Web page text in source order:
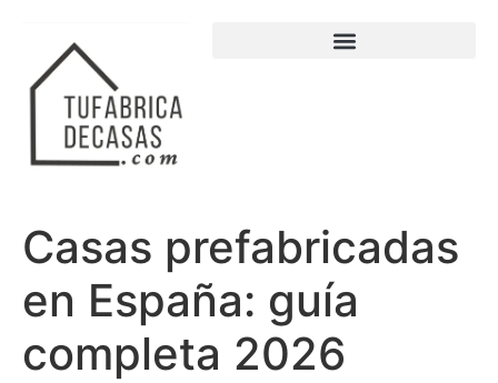
Casas prefabricadas
en España: guía
completa 2026